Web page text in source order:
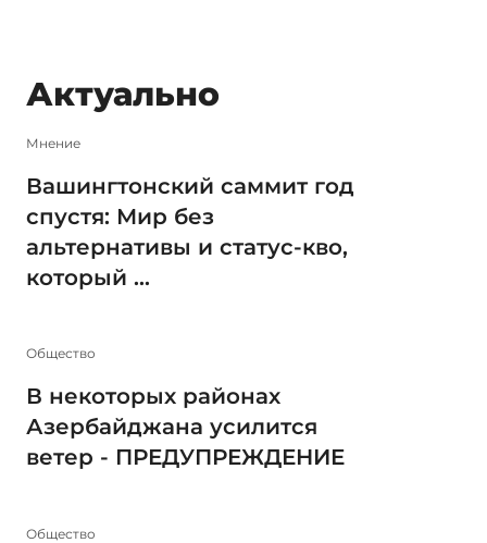
Актуально
Мнение
Вашингтонский саммит год
спустя: Мир без
альтернативы и статус-кво,
который ...
Общество
В некоторых районах
Азербайджана усилится
ветер - ПРЕДУПРЕЖДЕНИЕ
Общество